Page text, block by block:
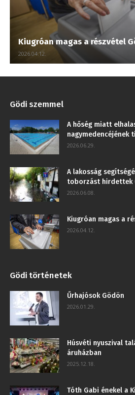
Kiugróan magas a részvétel
2026.04.12.
Gödi szemmel
A hőség miatt
nagymedencéjének
2026.06.29.
A lakosság
toborzást hirdettek
2026.06.08.
Kiugróan magas a
2026.04.12.
Gödi történetek
Űrhajósok Gödön
2026.01.29.
Húsvéti nyuszival
áruházban
2025.12.18.
Tóth Gabi énekel a